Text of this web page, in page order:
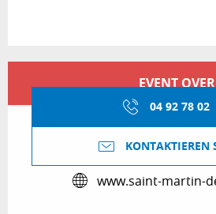
EVENT OVER
04 92 78 02
KONTAKTIEREN
www.saint-martin-